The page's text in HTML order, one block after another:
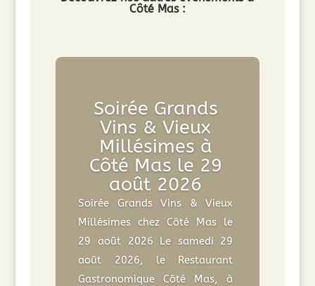
Côté Mas :
Soirée Grands
Vins & Vieux
Millésimes à
Côté Mas le 29
août 2026
Soirée Grands Vins & Vieux
Millésimes chez Côté Mas le
29 août 2026 Le samedi 29
août 2026, le Restaurant
Gastronomique Côté Mas, à